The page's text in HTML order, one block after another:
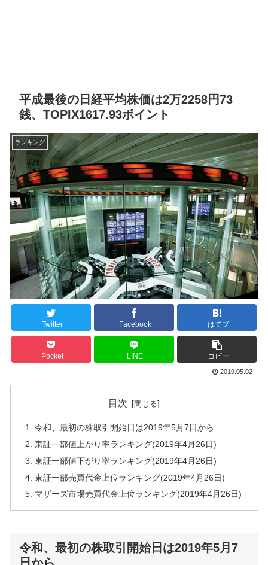
平成最後の日経平均株価は2万2258円73
銭、TOPIX1617.93ポイント
ランキング
Twitter Facebook はてブ
Pocket LINE コピー
2019.05.02
目次
令和、最初の株取引開始日は2019年5月7日から
東証一部値上がり率ランキング(2019年4月26日)
東証一部値下がり率ランキング(2019年4月26日)
東証一部売買代金上位ランキング(2019年4月26日)
マザーズ市場売買代金上位ランキング(2019年4月26日)
令和、最初の株取引開始日は2019年5月7